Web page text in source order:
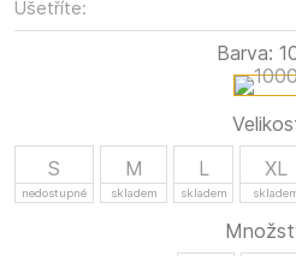
Ušetříte:
Barva:
S
nedostupné
M
skladem
L
skladem
XL